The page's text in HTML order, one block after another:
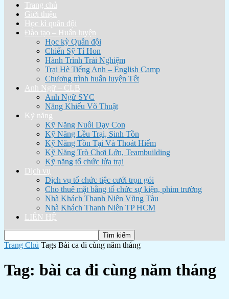
Trang chủ
Giới thiệu
Học kì quân đội
Đào tạo – Huấn luyện
Học kỳ Quân đội
Chiến Sỹ Tí Hon
Hành Trình Trải Nghiệm
Trại Hè Tiếng Anh – English Camp
Chương trình huấn luyện Tết
Anh Ngữ – CLB
Anh Ngữ SYC
Năng Khiếu Võ Thuật
Kỹ năng
Kỹ Năng Nuôi Dạy Con
Kỹ Năng Lều Trại, Sinh Tồn
Kỹ Năng Tồn Tại Và Thoát Hiểm
Kỹ Năng Trò Chơi Lớn, Teambuilding
Kỹ năng tổ chức lửa trại
Dịch vụ
Dịch vụ tổ chức tiệc cưới trọn gói
Cho thuê mặt bằng tổ chức sự kiện, phim trường
Nhà Khách Thanh Niên Vũng Tàu
Nhà Khách Thanh Niên TP HCM
LIÊN HỆ
Trang Chủ Tags Bài ca đi cùng năm tháng
Tag: bài ca đi cùng năm tháng